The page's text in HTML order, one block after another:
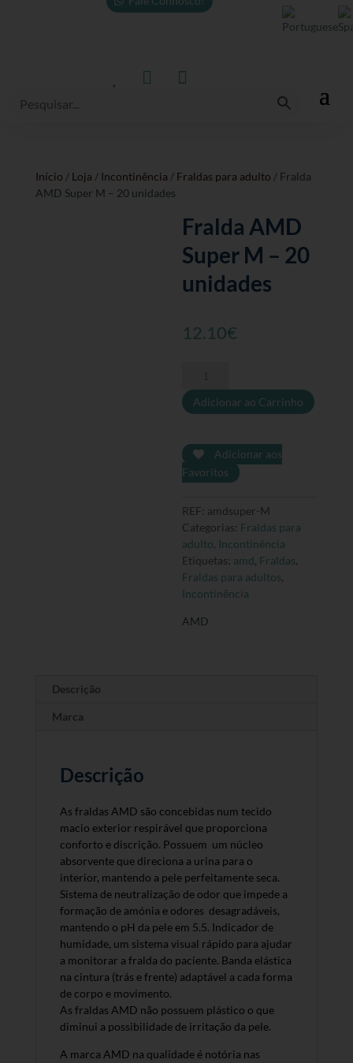
 
Início / Loja / Incontinência / Fraldas para adulto / Fralda
AMD Super M – 20 unidades
Fralda AMD
Super M – 20
unidades
12.10€
Fralda
M
-
20
Adicionar ao Carrinho
Adicionar aos
Favoritos
REF: amdsuper-M
Categorias: Fraldas para
adulto, Incontinência
Etiquetas: amd, Fraldas,
Fraldas para adultos,
Incontinência
AMD
Descrição
Marca
Descrição
As fraldas AMD são concebidas num tecido
macio exterior respirável que proporciona
conforto e discrição. Possuem um núcleo
absorvente que direciona a urina para o
interior, mantendo a pele perfeitamente seca.
Sistema de neutralização de odor que impede a
formação de amónia e odores desagradáveis,
mantendo o pH da pele em 5.5. Indicador de
humidade, um sistema visual rápido para ajudar
a monitorar a fralda do paciente. Banda elástica
na cintura (trás e frente) adaptável a cada forma
de corpo e movimento.
As fraldas AMD não possuem plástico o que
diminui a possibilidade de irritação da pele.
A marca AMD na qualidade é notória nas